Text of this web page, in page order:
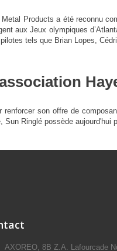
Metal Products a été reconnu
aux Jeux olympiques
tels que Brian Lopes,
renforcer son offre de
Sun Ringlé possède
AXOREO, 8B Z.A. Lafourcade